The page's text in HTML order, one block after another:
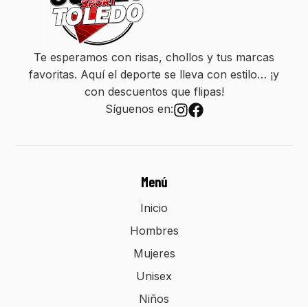
Te esperamos con risas, chollos y tus marcas
favoritas. Aquí el deporte se lleva con estilo… ¡y
con descuentos que flipas!
Síguenos en:
Menú
Inicio
Hombres
Mujeres
Unisex
Niños